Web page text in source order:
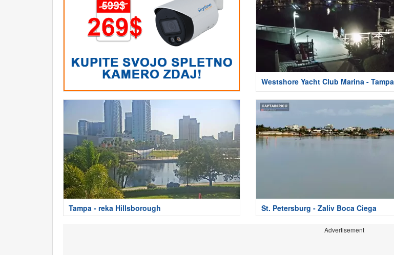
Westshore Yacht Club Marina - Tampa
Tampa - reka Hillsborough St. Petersburg - Zaliv Boca Ciega
Advertisement